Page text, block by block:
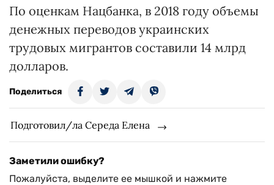
По оценкам Нацбанка, в 2018 году объемы
денежных переводов украинских
трудовых мигрантов составили 14 млрд
долларов.
Поделиться
Подготовил/ла Середа Елена
Заметили ошибку?
Пожалуйста, выделите ее мышкой и нажмите